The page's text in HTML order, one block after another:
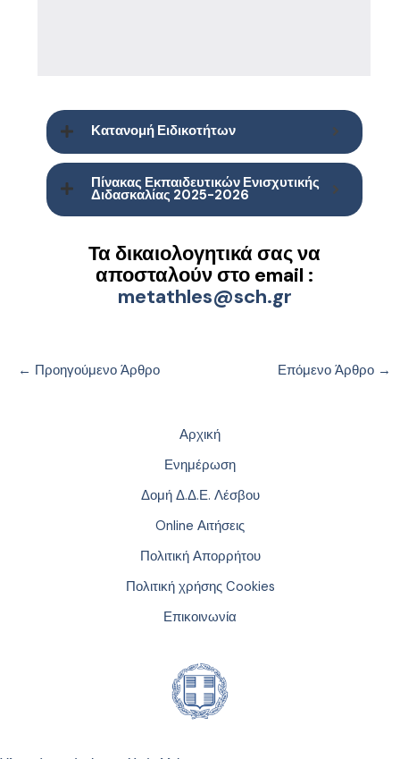
Κατανομή Ειδικοτήτων
Πίνακας Εκπαιδευτικών Ενισχυτικής
Διδασκαλίας 2025-2026
Τα δικαιολογητικά σας να
αποσταλούν στο email :
metathles@sch.gr
← Προηγούμενο Άρθρο Επόμενο Άρθρο →
Αρχική
Ενημέρωση
Δομή Δ.Δ.Ε. Λέσβου
Online Αιτήσεις
Πολιτική Απορρήτου
Πολιτική χρήσης Cookies
Επικοινωνία